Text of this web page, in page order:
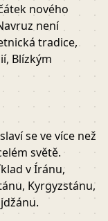
nového
není
tradice,
Blízkým
se ve více než
světě.
v Íránu,
Kyrgyzstánu,